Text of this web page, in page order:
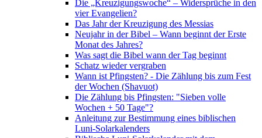
Die „Kreuzigungswoche“ – Widersprüche in den
vier Evangelien?
Das Jahr der Kreuzigung des Messias
Neujahr in der Bibel – Wann beginnt der Erste
Monat des Jahres?
Was sagt die Bibel wann der Tag beginnt
Schatz wieder vergraben
Wann ist Pfingsten? - Die Zählung bis zum Fest
der Wochen (Shavuot)
Die Zählung bis Pfingsten: "Sieben volle
Wochen + 50 Tage"?
Anleitung zur Bestimmung eines biblischen
Luni-Solarkalenders